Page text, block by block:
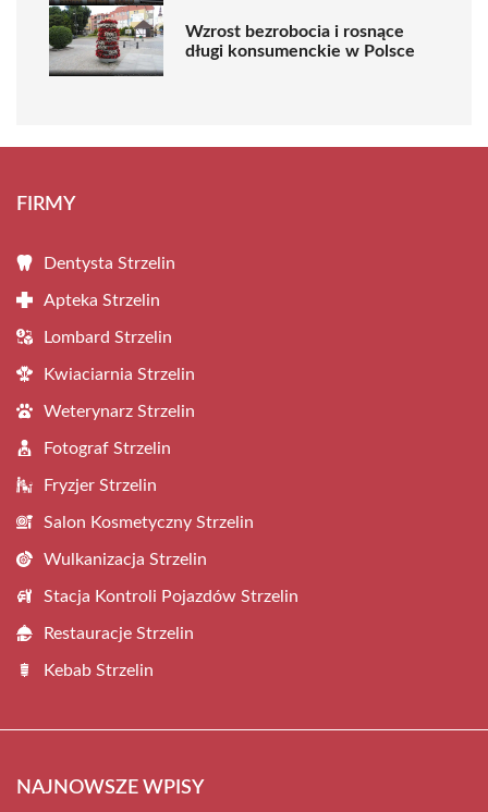
Wzrost bezrobocia i rosnące
długi konsumenckie w Polsce
FIRMY
Dentysta Strzelin
Apteka Strzelin
Lombard Strzelin
Kwiaciarnia Strzelin
Weterynarz Strzelin
Fotograf Strzelin
Fryzjer Strzelin
Salon Kosmetyczny Strzelin
Wulkanizacja Strzelin
Stacja Kontroli Pojazdów Strzelin
Restauracje Strzelin
Kebab Strzelin
NAJNOWSZE WPISY